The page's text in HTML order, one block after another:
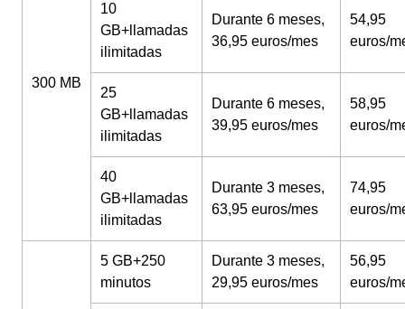
300 MB
10
GB+llamadas
ilimitadas
Durante 6 meses,
36,95 euros/mes
54,95
euros/
25
GB+llamadas
ilimitadas
Durante 6 meses,
39,95 euros/mes
58,95
euros/
40
GB+llamadas
ilimitadas
Durante 3 meses,
63,95 euros/mes
74,95
euros/
5 GB+250
minutos
Durante 3 meses,
29,95 euros/mes
56,95
euros/